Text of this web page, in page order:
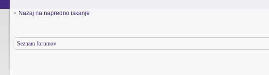
Nazaj na napredno iskanje
Seznam forumov